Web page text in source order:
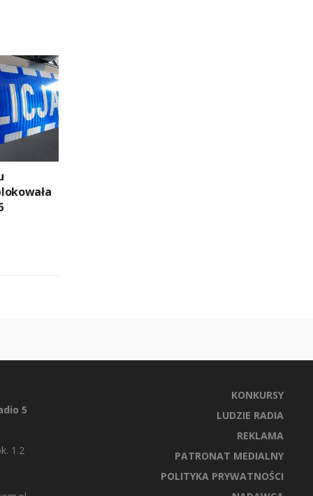
5
1.2
KONKURSY
LUDZIE RADIA
REKLAMA
PATRONAT MEDIALNY
POLITYKA PRYWATNOŚCI